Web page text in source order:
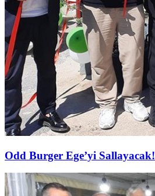
Odd Burger Ege’yi Sallayacak!